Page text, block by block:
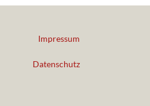
Impressum
Datenschutz